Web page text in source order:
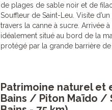
de plages de sable noir et de
Souffleur de Saint-Leu. Visite
travers la canne à sucre. Arrivée
idéalement situé au bord de la
protégé par la grande barrière de
Patrimoine naturel et
Bains / Piton Maïdo /